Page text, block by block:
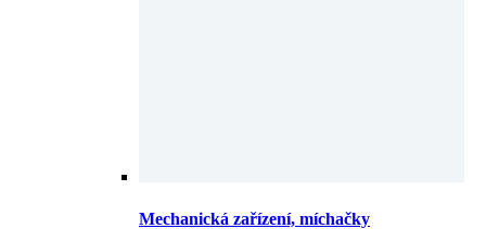
Mechanická zařízení, míchačky